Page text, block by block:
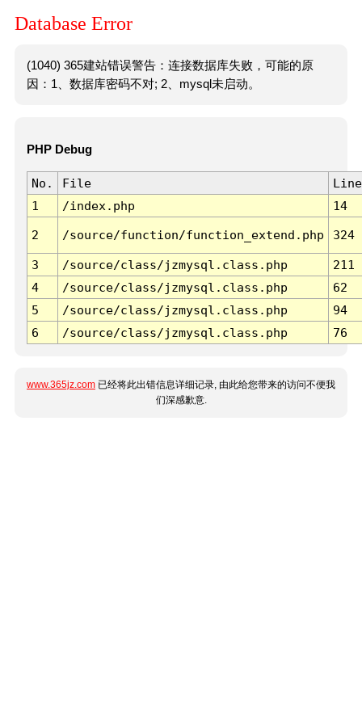
Database Error
(1040) 365建站错误警告：连接数据库失败，可能的原
因：1、数据库密码不对; 2、mysql未启动。
PHP Debug
No. File
Line
1
/index.php 14
2 /source/function/function_extend.php 324
3 /source/class/jzmysql.class.php
211
4
/source/class/jzmysql.class.php
62
5
/source/class/jzmysql.class.php
94
6
/source/class/jzmysql.class.php 76
www.365jz.com 已经将此出错信息详细记录, 由此给您带来的访问不便我
们深感歉意.